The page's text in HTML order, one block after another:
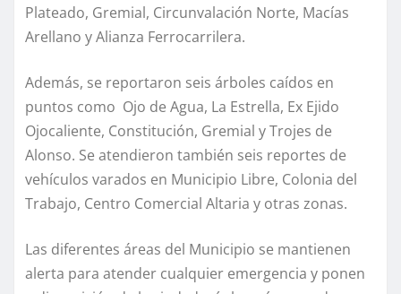
Plateado, Gremial, Circunvalación Norte, Macías
Arellano y Alianza Ferrocarrilera.
Además, se reportaron seis árboles caídos en
puntos como Ojo de Agua, La Estrella, Ex Ejido
Ojocaliente, Constitución, Gremial y Trojes de
Alonso. Se atendieron también seis reportes de
vehículos varados en Municipio Libre, Colonia del
Trabajo, Centro Comercial Altaria y otras zonas.
Las diferentes áreas del Municipio se mantienen
alerta para atender cualquier emergencia y ponen